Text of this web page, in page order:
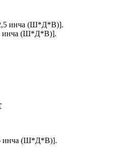
инча (Ш*Д*В)].
инча (Ш*Д*В)].
инча (Ш*Д*В)].